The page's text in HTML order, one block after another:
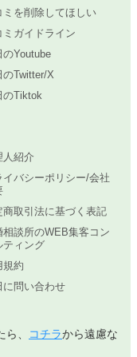
ミを削除してほしい
ミガイドライン
のYoutube
のTwitter/X
のTiktok
人紹介
イバシーポリシー/会社
商取引法に基づく表記
相談所のWEB集客コン
ティング
規約
に問い合わせ
、 コチラから遠慮な